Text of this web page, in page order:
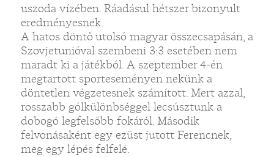
uszoda vízében. Ráadásul hétszer bizonyult
eredményesnek.
A hatos döntő utolsó magyar összecsapásán, a
Szovjetunióval szembeni 3:3 esetében nem
maradt ki a játékból. A szeptember 4-én
megtartott sporteseményen nekünk a
döntetlen végzetesnek számított. Mert azzal,
rosszabb gólkülönbséggel lecsúsztunk a
dobogó legfelsőbb fokáról. Második
felvonásaként egy ezüst jutott Ferencnek,
meg egy lépés felfelé.